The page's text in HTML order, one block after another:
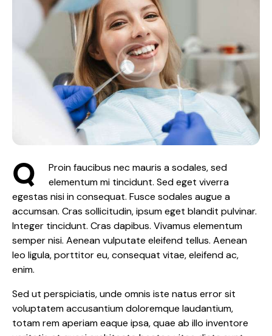
Q
Proin faucibus nec mauris a sodales, sed
elementum mi tincidunt. Sed eget viverra
egestas nisi in consequat. Fusce sodales augue a
accumsan. Cras sollicitudin, ipsum eget blandit pulvinar.
Integer tincidunt. Cras dapibus. Vivamus elementum
semper nisi. Aenean vulputate eleifend tellus. Aenean
leo ligula, porttitor eu, consequat vitae, eleifend ac,
enim.
Sed ut perspiciatis, unde omnis iste natus error sit
voluptatem accusantium doloremque laudantium,
totam rem aperiam eaque ipsa, quae ab illo inventore